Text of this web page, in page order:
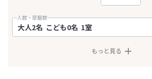
人数・部屋数
もっと見る